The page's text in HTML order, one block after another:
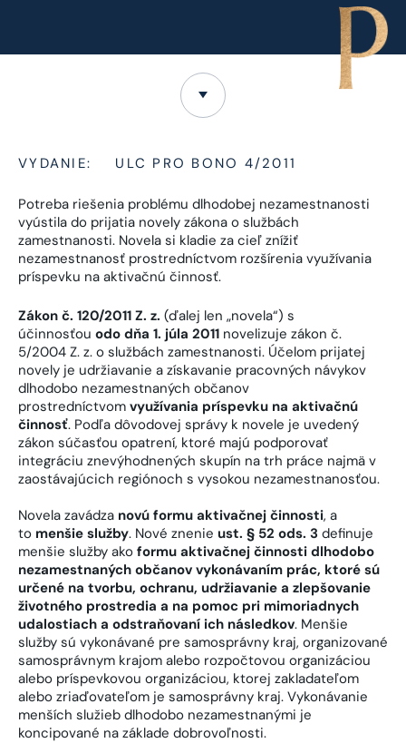
VYDANIE: ULC PRO BONO 4/2011
Potreba riešenia problému dlhodobej nezamestnanosti
vyústila do prijatia novely zákona o službách
zamestnanosti. Novela si kladie za cieľ znížiť
nezamestnanosť prostredníctvom rozšírenia využívania
príspevku na aktivačnú činnosť.
Zákon č. 120/2011 Z. z. (ďalej len „novela“) s
účinnosťou odo dňa 1. júla 2011 novelizuje zákon č.
5/2004 Z. z. o službách zamestnanosti. Účelom prijatej
novely je udržiavanie a získavanie pracovných návykov
dlhodobo nezamestnaných občanov
prostredníctvom využívania príspevku na aktivačnú
činnosť. Podľa dôvodovej správy k novele je uvedený
zákon súčasťou opatrení, ktoré majú podporovať
integráciu znevýhodnených skupín na trh práce najmä v
zaostávajúcich regiónoch s vysokou nezamestnanosťou.
Novela zavádza novú formu aktivačnej činnosti, a
to menšie služby. Nové znenie ust. § 52 ods. 3 definuje
menšie služby ako formu aktivačnej činnosti dlhodobo
nezamestnaných občanov vykonávaním prác, ktoré sú
určené na tvorbu, ochranu, udržiavanie a zlepšovanie
životného prostredia a na pomoc pri mimoriadnych
udalostiach a odstraňovaní ich následkov. Menšie
služby sú vykonávané pre samosprávny kraj, organizované
samosprávnym krajom alebo rozpočtovou organizáciou
alebo príspevkovou organizáciou, ktorej zakladateľom
alebo zriaďovateľom je samosprávny kraj. Vykonávanie
menších služieb dlhodobo nezamestnanými je
koncipované na základe dobrovoľnosti.